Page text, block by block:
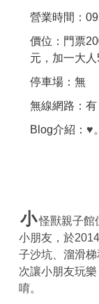
營業時間：
價位：門票
元，加一大人
停車場：無
無線網路：有
Blog介紹： ♥
小怪獸親子館
小朋友，於
子沙坑、溜滑
次讓小朋友玩
唷。